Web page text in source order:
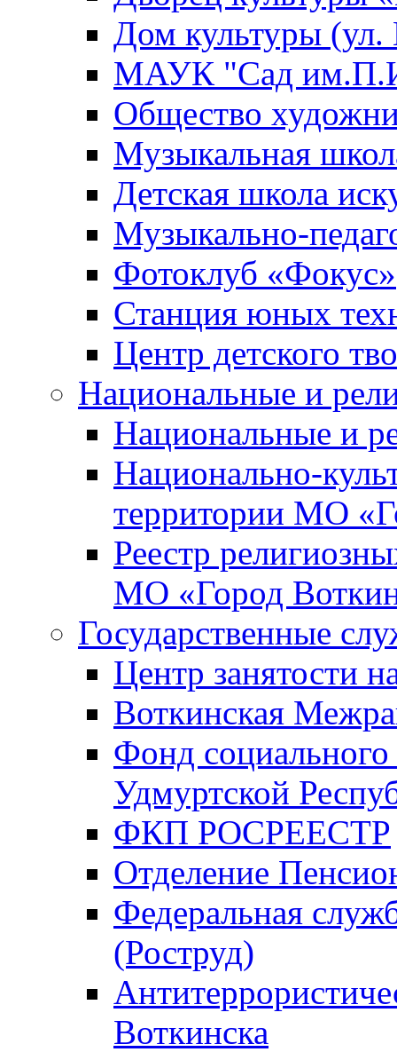
Дом культуры (ул.
МАУК "Сад
Общество
Музыкальная
Детская школа
Музыкально-
Фотоклуб «Фокус»
Станция юных
Центр детского
Национальные и
Национальные и
Национально-
территории МО
Реестр
МО «Город
Государственные
Центр занятости
Воткинская
Фонд
Удмуртской
ФКП РОСРЕЕСТР
Отделение
Федеральная
(Роструд)
Воткинска